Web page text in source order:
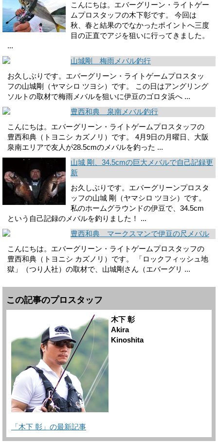
こんにちは。エバーグリーン・ライトゲー
ムプロスタッフの木下彰です。 今回は
秋、春と結果のでなかったポイントへ三度
目の正直でアジを狙いに行ってきました。
...
山城剛 梅雨メバル釣行
お久しぶりです。エバーグリーン・ライトゲームプロスタッ
フの山城剛（ヤマシロ ツヨシ）です。 この日はアングリング
ソルトの取材で梅雨メバルを狙いに伊豆のゴロタ浜へ ...
豊西和典 泉南メバル釣行
こんにちは。エバーグリーン・ライトゲームプロスタッフの
豊西和典（トヨニシ カズノリ）です。 4月9日の月曜日、大阪
泉南エリアで友人が28.5cmのメバルを釣った ...
山城 剛、34.5cmの巨大メバルで自己記録更
新
お久しぶりです。エバーグリーンプロスタ
ッフの山城 剛（ヤマシロ ツヨシ）です。
私のホームグラウンドの伊豆で、34.5cm
という自己記録のメバルを釣りました！ ...
豊西和典 マークスマンで伊豆の尺メバル
こんにちは。エバーグリーン・ライトゲームプロスタッフの
豊西和典（トヨニシ カズノリ）です。 「ロックフィッシュ地
獄」（つり人社）の取材で、山城剛さん（エバーグリ ...
この記事のプロスタッフ
木下 彰
Akira
Kinoshita
「木下 彰」の最新記事